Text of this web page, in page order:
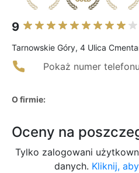
9
Tarnowskie Góry, 4 Ulica
Pokaż numer telefonu
O firmie:
Oceny na
Tylko zalogowani
danych. Kliknij,